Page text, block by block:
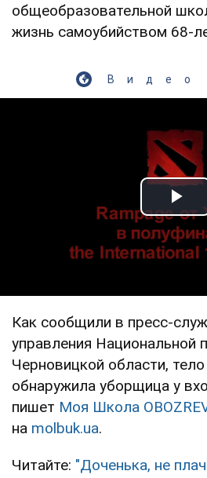
общеобразовательной
жизнь самоубийством 68-
Видео
Как сообщили в пресс-
управления Национальной
Черновицкой области,
обнаружила уборщица у
пишет Моя Школа
на molbuk.ua.
Читайте: "Доченька, не